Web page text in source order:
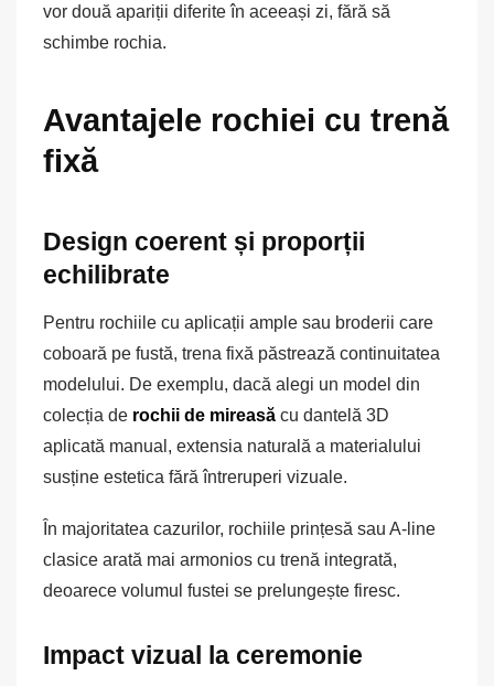
vor două apariții diferite în aceeași zi, fără să
schimbe rochia.
Avantajele rochiei cu trenă
fixă
Design coerent și proporții
echilibrate
Pentru rochiile cu aplicații ample sau broderii care
coboară pe fustă, trena fixă păstrează continuitatea
modelului. De exemplu, dacă alegi un model din
colecția de rochii de mireasă cu dantelă 3D
aplicată manual, extensia naturală a materialului
susține estetica fără întreruperi vizuale.
În majoritatea cazurilor, rochiile prințesă sau A-line
clasice arată mai armonios cu trenă integrată,
deoarece volumul fustei se prelungește firesc.
Impact vizual la ceremonie